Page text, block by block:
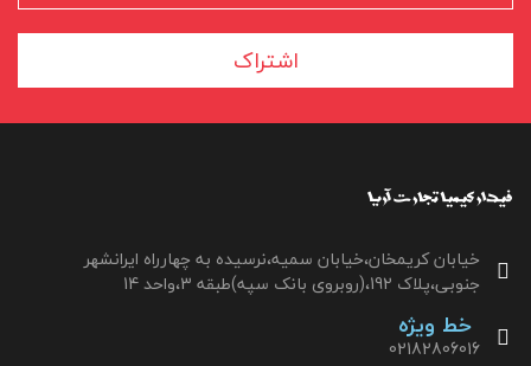
اشتراک
خیابان کریمخان،خیابان سمیه،نرسیده به چهارراه ایرانشهر
جنوبی،پلاک 192،(روبروی بانک سپه)طبقه 3،واحد 14
خط ویژه
02182806016